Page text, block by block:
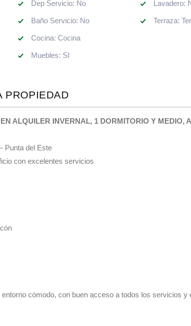
Dep Servicio: No
Baño Servicio: No
Cocina: Cocina
Muebles: SI
PROPIEDAD
ALQUILER INVERNAL, 1 DORMITORIO Y MEDIO,
Punta del Este
con excelentes servicios
cómodo, con buen acceso a todos los servicios y